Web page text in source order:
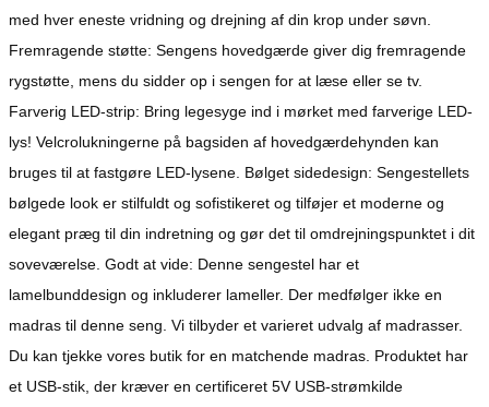
med hver eneste vridning og drejning af din krop under søvn.
Fremragende støtte: Sengens hovedgærde giver dig fremragende
rygstøtte, mens du sidder op i sengen for at læse eller se tv.
Farverig LED-strip: Bring legesyge ind i mørket med farverige LED-
lys! Velcrolukningerne på bagsiden af hovedgærdehynden kan
bruges til at fastgøre LED-lysene. Bølget sidedesign: Sengestellets
bølgede look er stilfuldt og sofistikeret og tilføjer et moderne og
elegant præg til din indretning og gør det til omdrejningspunktet i dit
soveværelse. Godt at vide: Denne sengestel har et
lamelbunddesign og inkluderer lameller. Der medfølger ikke en
madras til denne seng. Vi tilbyder et varieret udvalg af madrasser.
Du kan tjekke vores butik for en matchende madras. Produktet har
et USB-stik, der kræver en certificeret 5V USB-strømkilde